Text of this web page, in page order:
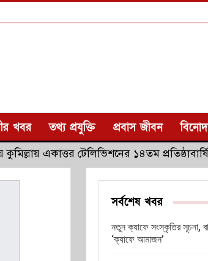
খবর তথ্য প্রযুক্তি প্রবাস জীবন
একাত্তর টেলিভিশনের ১৪তম
সর্বশেষ খবর
নতুন ক্যাফে সংস্কৃতির সূচনা,
‘ক্যাফে আমাজন’